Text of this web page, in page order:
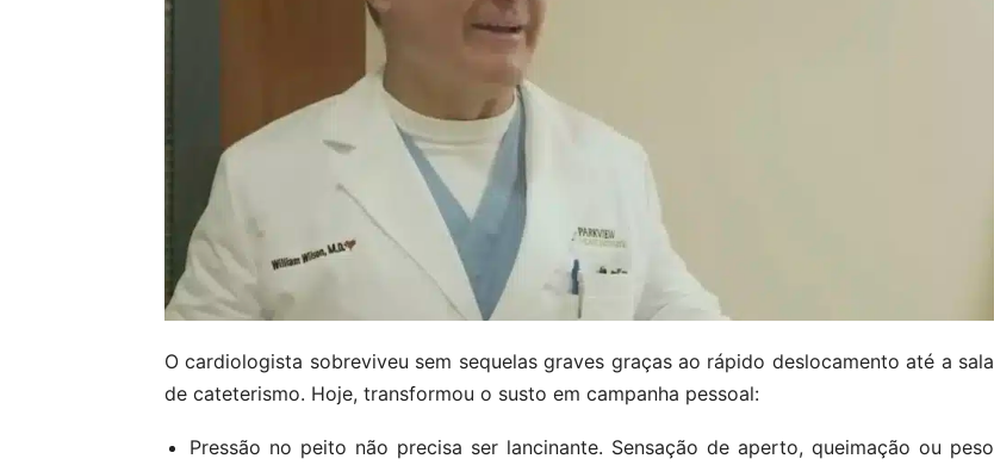
O cardiologista sobreviveu sem sequelas graves graças ao rápido deslocamento até a sala
de cateterismo. Hoje, transformou o susto em campanha pessoal:
Pressão no peito não precisa ser lancinante. Sensação de aperto, queimação ou peso